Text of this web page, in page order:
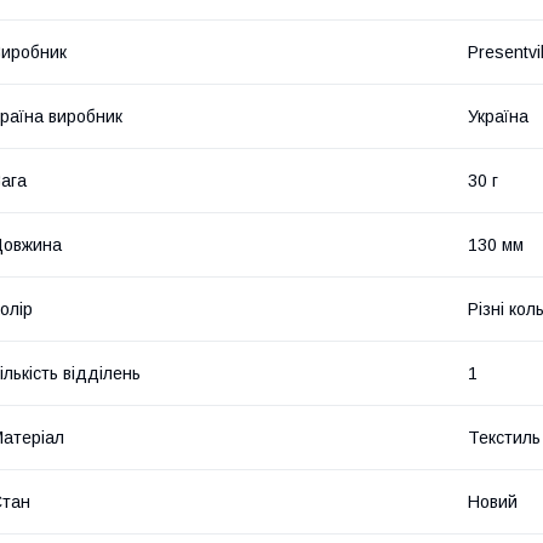
виробник Україна
30 г
130 мм
Різні
відділень 1
Текстиль
Новий